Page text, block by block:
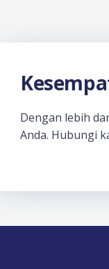
Dengan lebih
Anda. Hubungi